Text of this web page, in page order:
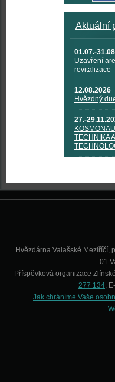
Aktuální
01.07.-
Uzavření
revitalizace
12.08.2026
Hvězdný
27.-
TECHNIKA
Hvězdárna Valašské Meziříčí,
01
Příspěvková organizace
277 134,
Jak chráníme Vaše